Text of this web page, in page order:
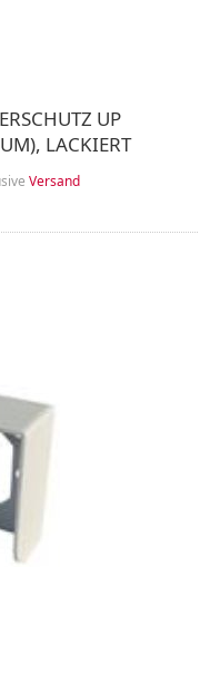
UP
LACKIERT
Versand